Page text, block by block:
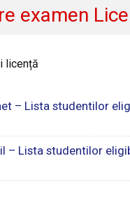
examen
licență
– Lista studentilor
– Lista studentilor